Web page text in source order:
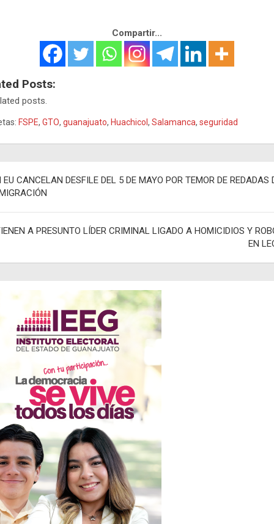
Compartir...
Posts:
posts.
FSPE, GTO, guanajuato, Huachicol , Salamanca, seguridad
EU CANCELAN DESFILE DEL 5 DE MAYO POR TEMOR DE REDADAS
A PRESUNTO LÍDER CRIMINAL LIGADO A HOMICIDIOS Y
EN